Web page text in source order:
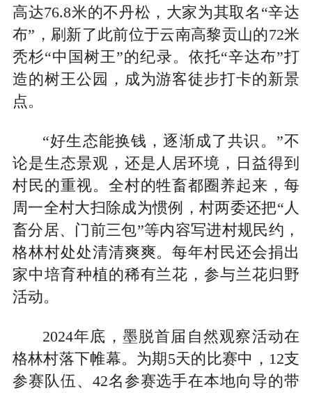
高达76.8米的不丹松，大家为其取名“辛达
布”，刷新了此前位于云南高黎贡山的72米
秃杉“中国树王”的纪录。依托“辛达布”打
造的树王公园，成为游客徒步打卡的新景
点。
“好生态能换钱，逐渐成了共识。”不
论是生态景观，还是人居环境，日益得到
村民的重视。全村的牲畜都圈养起来，每
周一全村大扫除成为惯例，村两委还把“人
畜分居、门前三包”等内容写进村规民约，
格林村处处清清爽爽。每年村民还会捐出
家中培育种植的稀有兰花，参与兰花归野
活动。
2024年底，墨脱首届自然观察活动在
格林村落下帷幕。为期5天的比赛中，12支
参赛队伍、42名参赛选手在本地向导的带